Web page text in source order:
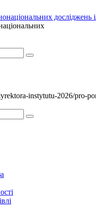
instytutu-2026/pro-